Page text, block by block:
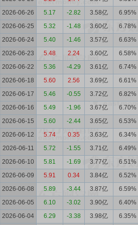
2026-06-26
5.17 -2.82 3.58亿 6.95%
2026-06-25
5.32 -1.48 3.60亿 6.78%
2026-06-24
5.40 -1.46 3.57亿 6.63%
2026-06-23
5.48 2.24 3.60亿 6.58%
2026-06-22
5.36 -4.29 3.61亿 6.74%
2026-06-18
5.60 2.56 3.69亿 6.61%
2026-06-17
5.46 -0.55 3.72亿 6.82%
2026-06-16
5.49 -1.96 3.67亿 6.70%
2026-06-15
5.60 -2.44 3.65亿 6.53%
2026-06-12
5.74 0.35 3.63亿 6.34%
2026-06-11
5.72 -1.55 3.71亿 6.49%
2026-06-10
5.81 -1.69 3.77亿 6.51%
2026-06-09
5.91 0.34 3.84亿 6.52%
2026-06-08
5.89 -3.44 3.87亿 6.59%
2026-06-05
6.10 -3.02 3.90亿 6.40%
2026-06-04
6.29 -3.38 3.98亿 6.35%